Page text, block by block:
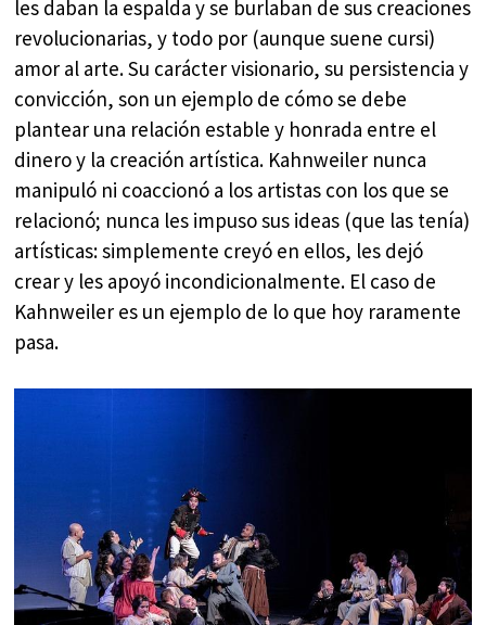
les daban la espalda y se burlaban de sus creaciones
revolucionarias, y todo por (aunque suene cursi)
amor al arte. Su carácter visionario, su persistencia y
convicción, son un ejemplo de cómo se debe
plantear una relación estable y honrada entre el
dinero y la creación artística. Kahnweiler nunca
manipuló ni coaccionó a los artistas con los que se
relacionó; nunca les impuso sus ideas (que las tenía)
artísticas: simplemente creyó en ellos, les dejó
crear y les apoyó incondicionalmente. El caso de
Kahnweiler es un ejemplo de lo que hoy raramente
pasa.